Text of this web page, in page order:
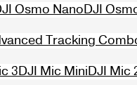
Osmo NanoDJI
Tracking
3DJI Mic MiniDJI Mic